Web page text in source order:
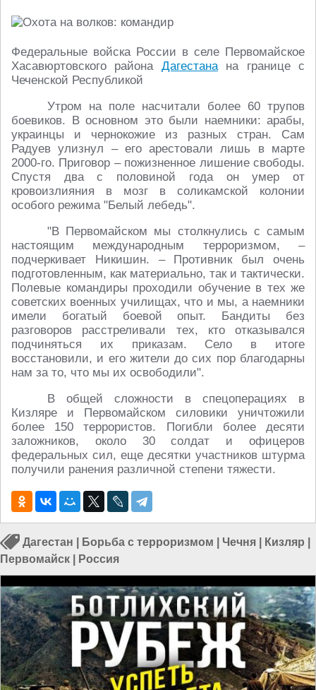
Федеральные войска России в селе Первомайское
Хасавюртовского района Дагестанана границе с
Чеченской Республикой
Утром на поле насчитали более 60 трупов
боевиков. В основном это были наемники: арабы,
украинцы и чернокожие из разных стран. Сам
Радуев улизнул – его арестовали лишь в марте
2000-го. Приговор – пожизненное лишение свободы.
Спустя два с половиной года он умер от
кровоизлияния в мозг в соликамской колонии
особого режима "Белый лебедь".
"В Первомайском мы столкнулись с самым
настоящим международным терроризмом, –
подчеркивает Никишин. – Противник был очень
подготовленным, как материально, так и тактически.
Полевые командиры проходили обучение в тех же
советских военных училищах, что и мы, а наемники
имели богатый боевой опыт. Бандиты без
разговоров расстреливали тех, кто отказывался
подчиняться их приказам. Село в итоге
восстановили, и его жители до сих пор благодарны
нам за то, что мы их освободили".
В общей сложности в спецоперациях в
Кизляре и Первомайском силовики уничтожили
более 150 террористов. Погибли более десяти
заложников, около 30 солдат и офицеров
федеральных сил, еще десятки участников штурма
получили ранения различной степени тяжести.
Дагестан Борьба с терроризмом Чечня Кизляр
Первомайск
Россия